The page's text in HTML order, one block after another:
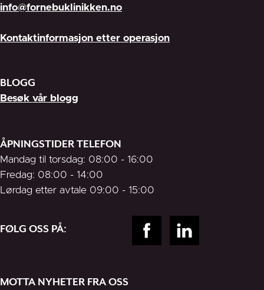
info@fornebuklinikken.no
Kontaktinformasjon etter operasjon
BLOGG
Besøk vår blogg
ÅPNINGSTIDER TELEFON
Mandag til torsdag: 08:00 - 16:00
Fredag: 08:00 - 14:00
Lørdag etter avtale 09:00 - 15:00
FØLG OSS PÅ:
MOTTA NYHETER FRA OSS